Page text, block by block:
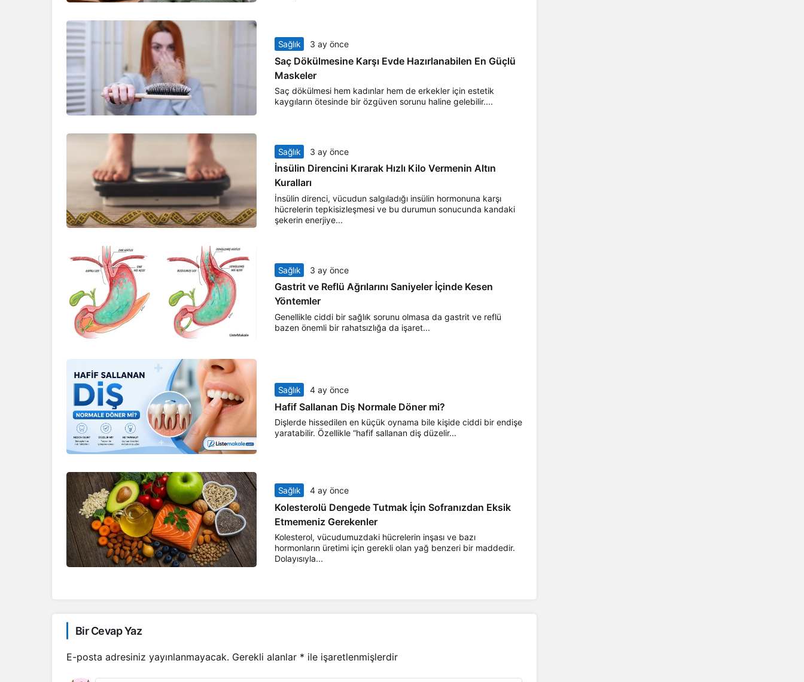
Sağlık 3 ay önce
Saç Dökülmesine Karşı Evde Hazırlanabilen En Güçlü
Maskeler
Saç dökülmesi hem kadınlar hem de erkekler için estetik
kaygıların ötesinde bir özgüven sorunu haline gelebilir....
Sağlık 3 ay önce
İnsülin Direncini Kırarak Hızlı Kilo Vermenin Altın
Kuralları
İnsülin direnci, vücudun salgıladığı insülin hormonuna karşı
hücrelerin tepkisizleşmesi ve bu durumun sonucunda kandaki
şekerin enerjiye...
Sağlık 3 ay önce
Gastrit ve Reflü Ağrılarını Saniyeler İçinde Kesen
Yöntemler
Genellikle ciddi bir sağlık sorunu olmasa da gastrit ve reflü
bazen önemli bir rahatsızlığa da işaret...
Sağlık 4 ay önce
Hafif Sallanan Diş Normale Döner mi?
Dişlerde hissedilen en küçük oynama bile kişide ciddi bir endişe
yaratabilir. Özellikle “hafif sallanan diş düzelir...
Sağlık 4 ay önce
Kolesterolü Dengede Tutmak İçin Sofranızdan Eksik
Etmemeniz Gerekenler
Kolesterol, vücudumuzdaki hücrelerin inşası ve bazı
hormonların üretimi için gerekli olan yağ benzeri bir maddedir.
Dolayısıyla...
Bir Cevap Yaz
E-posta adresiniz yayınlanmayacak. Gerekli alanlar * ile işaretlenmişlerdir